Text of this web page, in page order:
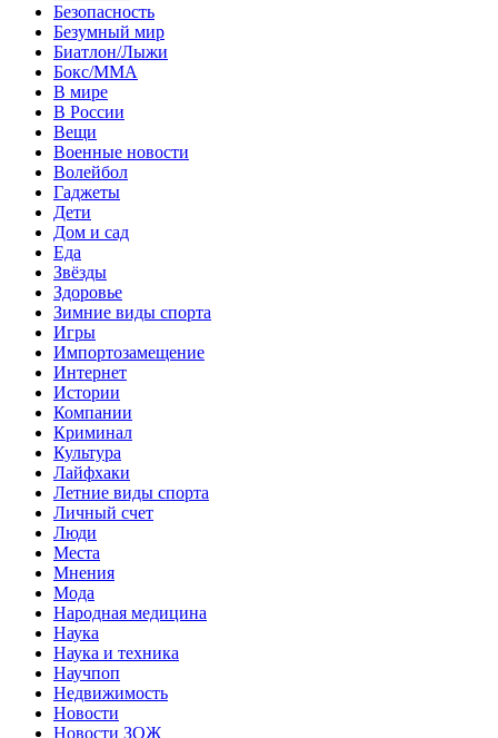
Безопасность
Безумный мир
Биатлон/Лыжи
Бокс/MMA
В мире
В России
Вещи
Военные новости
Волейбол
Гаджеты
Дети
Дом и сад
Еда
Звёзды
Здоровье
Зимние виды спорта
Игры
Импортозамещение
Интернет
Истории
Компании
Криминал
Культура
Лайфхаки
Летние виды спорта
Личный счет
Люди
Места
Мнения
Мода
Народная медицина
Наука
Наука и техника
Научпоп
Недвижимость
Новости
Новости ЗОЖ